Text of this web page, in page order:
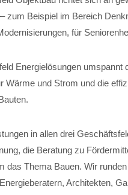
zum Beispiel im Bereich
für
Energielösungen umspannt
Wärme und Strom und die
in allen drei
die Beratung zu
das Thema Bauen. Wir
Architekten,